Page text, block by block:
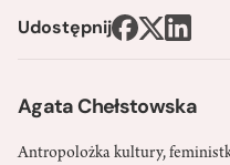
Agata Chełstowska
Antropolożka kultury,
Udostępnij